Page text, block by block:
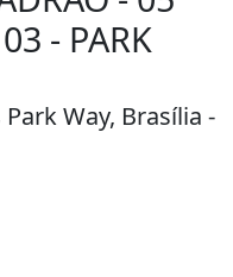
- PARK
Park Way, Brasília -